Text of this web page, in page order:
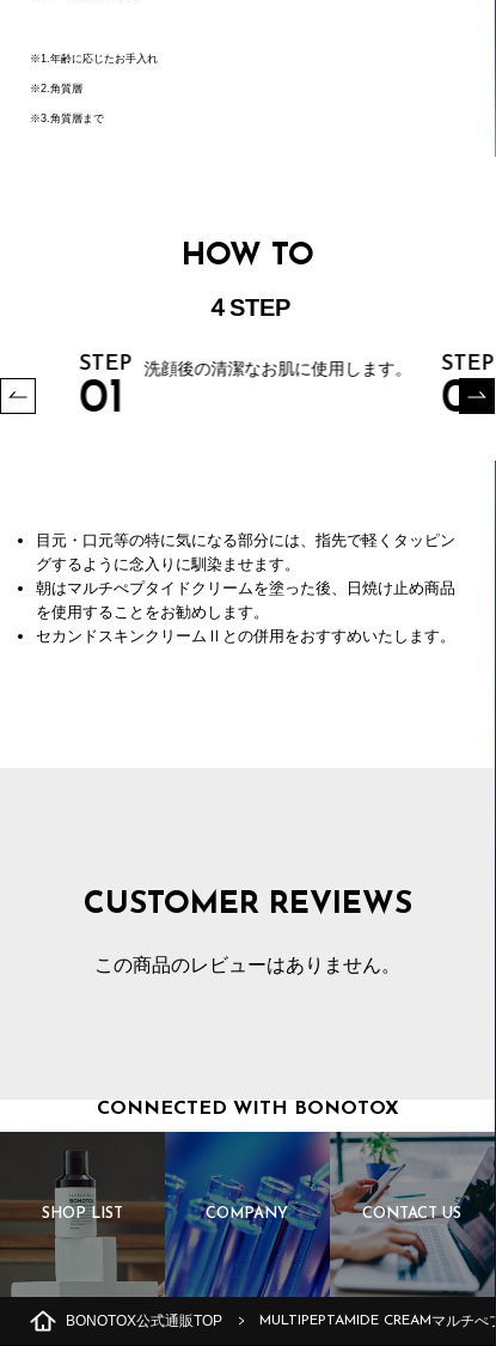
※1.年齢に応じたお手入れ
※2.角質層
※3.角質層まで
HOW TO
４STEP
STEP
01
洗顔後の清潔なお肌に使用します。 STEP
02
目元・口元等の特に気になる部分には、指先で軽くタッピン
グするように念入りに馴染ませます。
朝はマルチぺプタイドクリームを塗った後、日焼け止め商品
を使用することをお勧めします。
セカンドスキンクリームⅡとの併用をおすすめいたします。
CUSTOMER REVIEWS
この商品のレビューはありません。
CONNECTED WITH BONOTOX
SHOP LIST COMPANY CONTACT US
BONOTOX公式通販TOP MULTIPEPTAMIDE CREAMマルチぺ